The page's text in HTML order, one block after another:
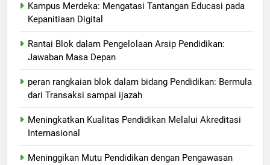
Kampus Merdeka: Mengatasi Tantangan Educasi pada
Kepanitiaan Digital
Rantai Blok dalam Pengelolaan Arsip Pendidikan:
Jawaban Masa Depan
peran rangkaian blok dalam bidang Pendidikan: Bermula
dari Transaksi sampai ijazah
Meningkatkan Kualitas Pendidikan Melalui Akreditasi
Internasional
Meninggikan Mutu Pendidikan dengan Pengawasan